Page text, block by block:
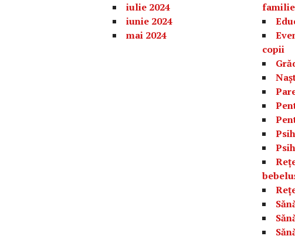
iulie 2024
iunie 2024
mai 2024
familie
copii